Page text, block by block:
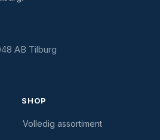
AB Tilburg
SHOP
Volledig assortiment